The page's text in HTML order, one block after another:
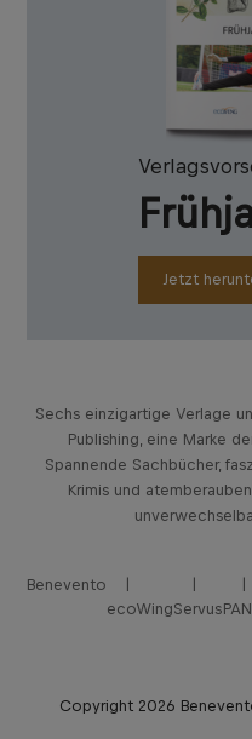
Jetzt
Sechs einzigartige Verlage
Publishing, eine Marke
Spannende Sachbücher,
Krimis und
Benevento
ecoWingServus
Copyright 2026